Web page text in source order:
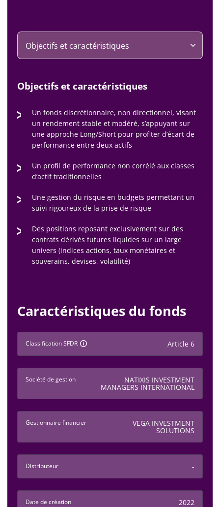
Objectifs et caractéristiques
Un fonds discrétionnaire, non directionnel, visant
un rendement stable et modéré, s’appuyant sur
une approche Long/Short pour profiter d’écart de
performance entre deux actifs
Un profil de performance non corrélé aux classes
d’actif traditionnelles
Une gestion du risque en budgets permettant un
suivi rigoureux de la prise de risque
Des positions reposant exclusivement sur des
contrats dérivés futures liquides sur un large
univers (indices actions, taux monétaires et
souverains, devises, volatilité)
Caractéristiques du fonds
Classification SFDR Article 6
Société de gestion NATIXIS INVESTMENT
MANAGERS INTERNATIONAL
Gestionnaire financier VEGA INVESTMENT
SOLUTIONS
Distributeur -
Date de création 2022